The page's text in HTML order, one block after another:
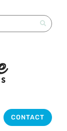
CONTACT